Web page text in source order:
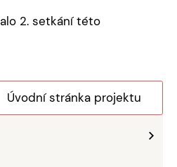
2. setkání této
Úvodní stránka projektu